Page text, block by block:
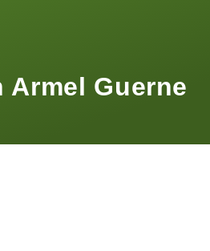
Armel Guerne